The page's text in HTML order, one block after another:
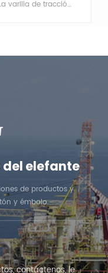
La varilla de tracción para la bomba de lodo son repuestos importantes y piezas fungibles de las bombas de lodo.
del elefante
de productos y
y émbolo.
contáctenos, le